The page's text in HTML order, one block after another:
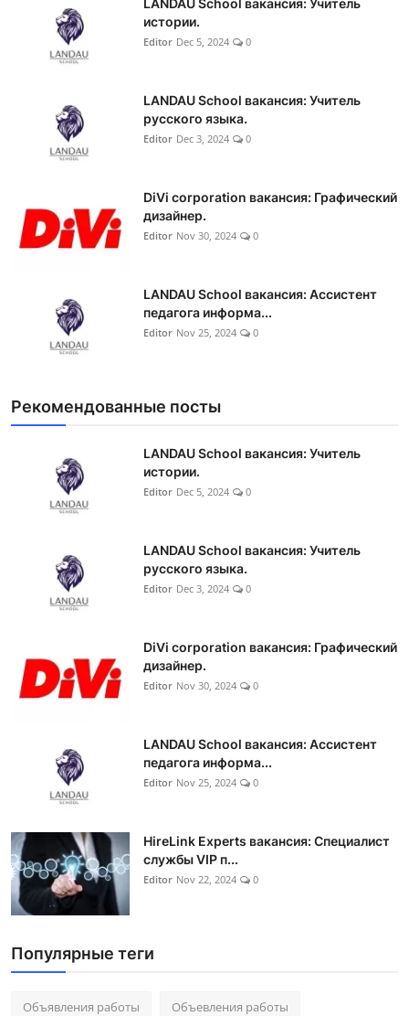
истории.
Editor Dec 5, 2024 0
LANDAU School вакансия: Учитель
русского языка.
Editor Dec 3, 2024 0
DiVi corporation вакансия: Графический
дизайнер.
Editor Nov 30, 2024 0
LANDAU School вакансия: Ассистент
педагога информа...
Editor Nov 25, 2024 0
Рекомендованные посты
LANDAU School вакансия: Учитель
истории.
Editor Dec 5, 2024 0
LANDAU School вакансия: Учитель
русского языка.
Editor Dec 3, 2024 0
DiVi corporation вакансия: Графический
дизайнер.
Editor Nov 30, 2024 0
LANDAU School вакансия: Ассистент
педагога информа...
Editor Nov 25, 2024 0
HireLink Experts вакансия: Специалист
службы VIP п...
Editor Nov 22, 2024 0
Популярные теги
Объявления работы Объевления работы